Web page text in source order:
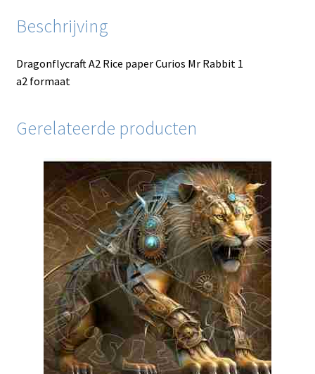
Beschrijving
Dragonflycraft A2 Rice paper Curios Mr Rabbit 1
a2 formaat
Gerelateerde producten